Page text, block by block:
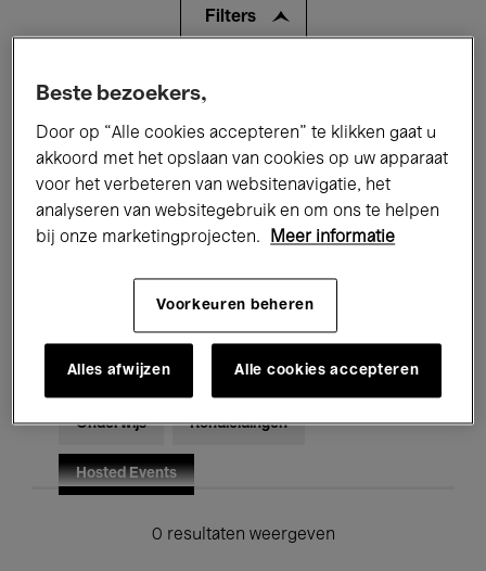
Filters
Alle evenementen
Tentoonstellingen Films
Performances Lezingen & Debatten
Jazz Klassieke Muziek Global Music
Voor iedereen Kids’ Palace
Onderwijs Rondleidingen
Hosted Events
0 resultaten weergeven
Beste bezoekers,
Door op “Alle cookies accepteren” te klikken gaat u
akkoord met het opslaan van cookies op uw apparaat
voor het verbeteren van websitenavigatie, het
analyseren van websitegebruik en om ons te helpen
bij onze marketingprojecten.
Meer informatie
Voorkeuren beheren
Alles afwijzen Alle cookies accepteren